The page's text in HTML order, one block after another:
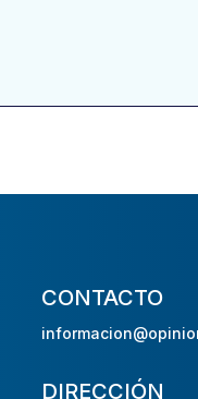
CONTACTO
DIRECCIÓN